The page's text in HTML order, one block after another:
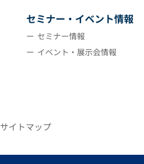
セミナー・イベント情報
セミナー情報
イベント・展示会情報
サイトマップ